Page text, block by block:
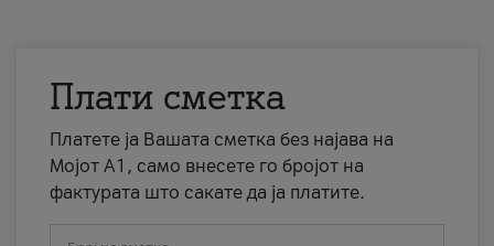
Плати сметка
Платете ја Вашата сметка без најава на
Мојот А1, само внесете го бројот на
фактурата што сакате да ја платите.